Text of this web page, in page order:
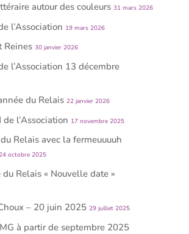
autour des couleurs 31 mars 2026
l’Association 19 mars 2026
Reines 30 janvier 2026
l’Association 13 décembre
du Relais 22 janvier 2026
l’Association 17 novembre 2025
Relais avec la fermeuuuuh
octobre 2025
Relais « Nouvelle date »
– 20 juin 2025 29 juillet 2025
à partir de septembre 2025